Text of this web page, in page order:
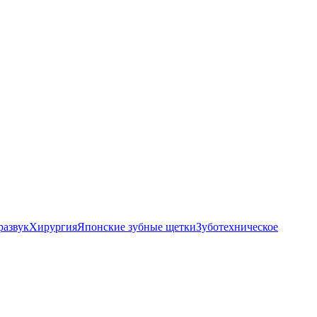
ХирургияЯпонские зубные щеткиЗуботехническое